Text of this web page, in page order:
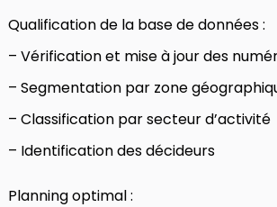
Qualification de la base de données :
– Vérification et mise à jour des
– Segmentation par zone
– Classification par secteur d’activité
– Identification des décideurs
Planning optimal :